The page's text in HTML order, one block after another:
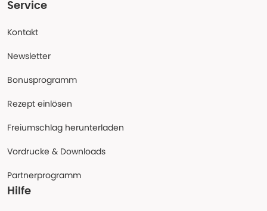
Service
Kontakt
Newsletter
Bonusprogramm
Rezept einlösen
Freiumschlag herunterladen
Vordrucke & Downloads
Partnerprogramm
Hilfe